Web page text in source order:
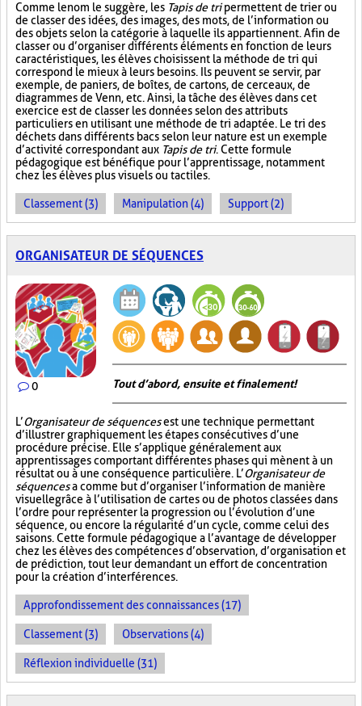
Comme le nom le suggère, les Tapis de tripermettent de trier ou
de classer des idées, des images, des mots, de l’information ou
des objets selon la catégorie à laquelle ils appartiennent. Afin de
classer ou d’organiser différents éléments en fonction de leurs
caractéristiques, les élèves choisissent la méthode de tri qui
correspond le mieux à leurs besoins. Ils peuvent se servir, par
exemple, de paniers, de boîtes, de cartons, de cerceaux, de
diagrammes de Venn, etc. Ainsi, la tâche des élèves dans cet
exercice est de classer les données selon des attributs
particuliers en utilisant une méthode de tri adaptée. Le tri des
déchets dans différents bacs selon leur nature est un exemple
d’activité correspondant aux Tapis de tri. Cette formule
pédagogique est bénéfique pour l’apprentissage, notamment
chez les élèves plus visuels ou tactiles.
Classement (3) Manipulation (4) Support (2)
ORGANISATEUR DE SÉQUENCES
0 Tout d’abord, ensuite et finalement!
L’Organisateur de séquencesest une technique permettant
d’illustrer graphiquement les étapes consécutives d’une
procédure précise. Elle s’applique généralement aux
apprentissages comportant différentes phases qui mènent à un
résultat ou à une conséquence particulière. L’Organisateur de
séquencesa comme but d’organiser l’information de manière
visuellegrâce à l’utilisation de cartes ou de photos classées dans
l’ordre pour représenter la progression ou l’évolution d’une
séquence, ou encore la régularité d’un cycle, comme celui des
saisons. Cette formule pédagogique a l’avantage de développer
chez les élèves des compétences d’observation, d’organisation et
de prédiction, tout leur demandant un effort de concentration
pour la création d’interférences.
Approfondissement des connaissances (17)
Classement (3) Observations (4)
Réflexion individuelle (31)